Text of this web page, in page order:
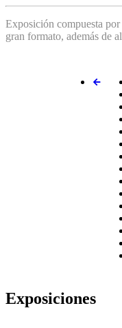
Exposición compuesta
gran formato, además de
Exposiciones